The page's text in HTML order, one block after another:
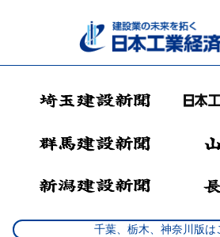
千葉、栃木、神奈川版は